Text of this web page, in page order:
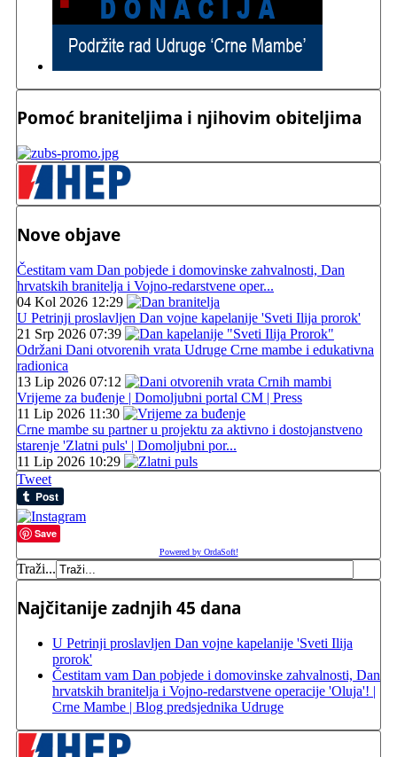
Pomoć braniteljima i njihovim obiteljima
Nove objave
Čestitam vam Dan pobjede i domovinske zahvalnosti, Dan
hrvatskih branitelja i Vojno-redarstvene oper...
04 Kol 2026 12:29
U Petrinji proslavljen Dan vojne kapelanije 'Sveti Ilija prorok'
21 Srp 2026 07:39
Održani Dani otvorenih vrata Udruge Crne mambe i edukativna
radionica
13 Lip 2026 07:12
Vrijeme za buđenje | Domoljubni portal CM | Press
11 Lip 2026 11:30
Crne mambe su partner u projektu za aktivno i dostojanstveno
starenje 'Zlatni puls' | Domoljubni por...
11 Lip 2026 10:29
Tweet
Save
Powered by OrdaSoft!
Traži...
Najčitanije zadnjih 45 dana
U Petrinji proslavljen Dan vojne kapelanije 'Sveti Ilija
prorok'
Čestitam vam Dan pobjede i domovinske zahvalnosti, Dan
hrvatskih branitelja i Vojno-redarstvene operacije 'Oluja'! |
Crne Mambe | Blog predsjednika Udruge